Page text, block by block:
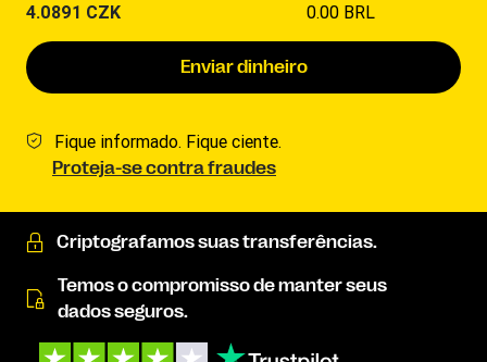
4.0891 CZK
0.00 BRL
Enviar dinheiro
Fique informado. Fique ciente.
Proteja-se contra fraudes
Criptografamos suas transferências.
Temos o compromisso de manter seus
dados seguros.